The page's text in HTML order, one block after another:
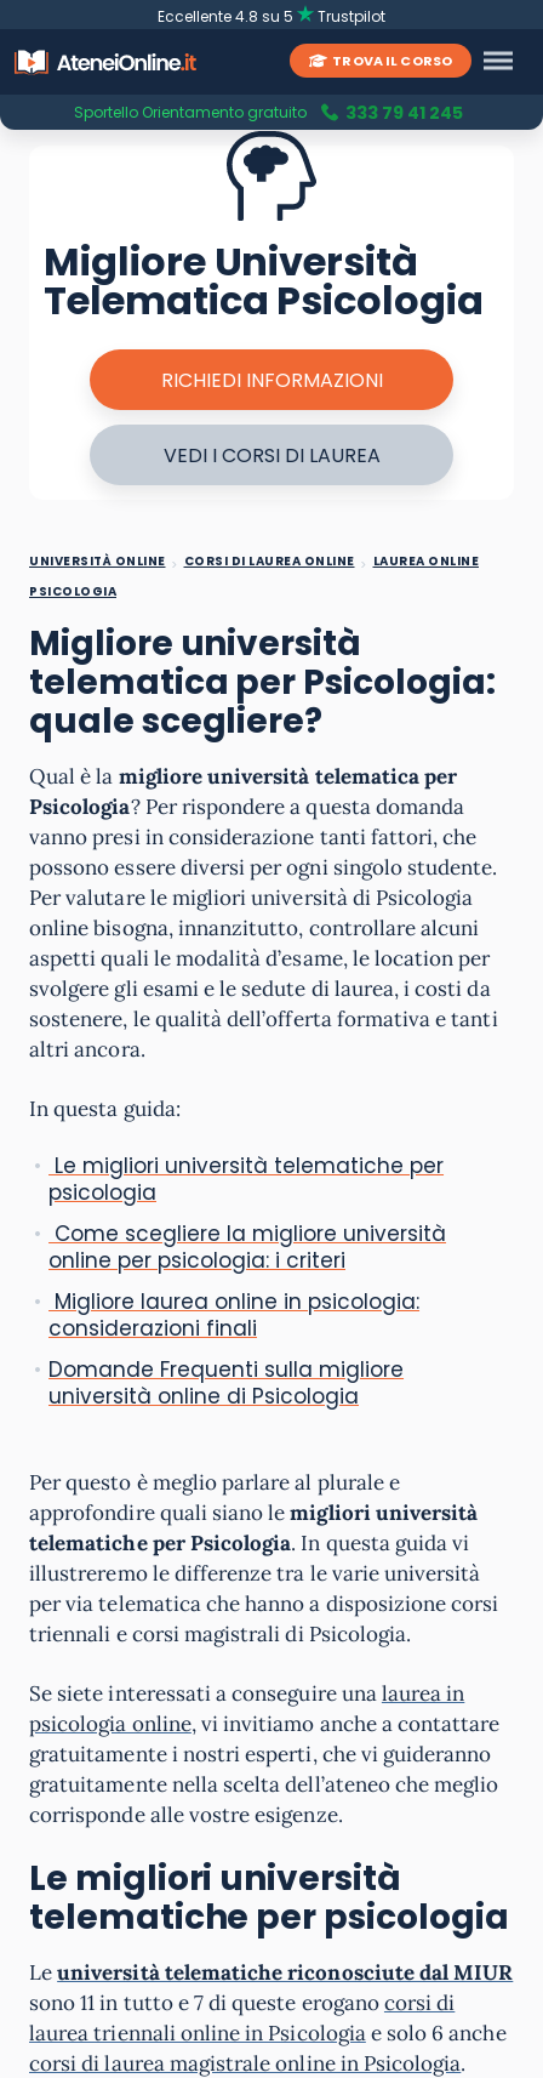
Eccellente 4.8 su 5 Trustpilot
TROVA IL CORSO
Sportello Orientamento gratuito 333 79 41 245
Migliore Università
Telematica Psicologia
RICHIEDI INFORMAZIONI
VEDI I CORSI DI LAUREA
UNIVERSITÀ ONLINE CORSI DI LAUREA ONLINE
LAUREA ONLINE
PSICOLOGIA
Migliore università
telematica per Psicologia:
quale scegliere?
Qual è la migliore università telematica per
Psicologia? Per rispondere a questa domanda
vanno presi in considerazione tanti fattori, che
possono essere diversi per ogni singolo studente.
Per valutare le migliori università di Psicologia
online bisogna, innanzitutto, controllare alcuni
aspetti quali le modalità d’esame, le location per
svolgere gli esami e le sedute di laurea, i costi da
sostenere, le qualità dell’offerta formativa e tanti
altri ancora.
In questa guida:
Le migliori università telematiche per
psicologia
Come scegliere la migliore università
online per psicologia: i criteri
Migliore laurea online in psicologia:
considerazioni finali
Domande Frequenti sulla migliore
università online di Psicologia
Per questo è meglio parlare al plurale e
approfondire quali siano lemigliori università
telematiche per Psicologia. In questa guida vi
illustreremo le differenze tra le varie università
per via telematica che hanno a disposizione corsi
triennali e corsi magistrali di Psicologia.
Se siete interessati a conseguire unalaurea in
psicologia online, vi invitiamo anche a contattare
gratuitamente i nostri esperti, che vi guideranno
gratuitamente nella scelta dell’ateneo che meglio
corrisponde alle vostre esigenze.
Le migliori università
telematiche per psicologia
Leuniversità telematiche riconosciute dal MIUR
sono 11 in tutto e 7 di queste eroganocorsi di
laurea triennali online in Psicologiae solo 6 anche
corsi di laurea magistrale online in Psicologia.